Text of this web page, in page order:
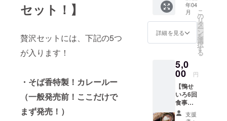
セット！】
贅沢セットには、下記の5つ
が入ります！
・そば香特製！カレールー
（一般発売前！ここだけで
まず発売！）
込 ・そ
ば香の
そばに
合うオ
ススメ
日本
ロンド
ン酒
チャレ
ンジ金
賞、フ
ランス
KuraMa
年04
月
詳細を見る
こ
の
リ
タ
ー
ン
を
選
択
す
る
5,0
00 円
【鴨せ
いろ6回
食事
券】 ・
その場
支援